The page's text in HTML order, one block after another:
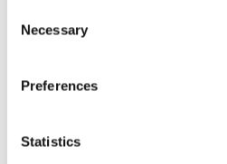
Selection
Necessary
Preferences
Statistics
Dekorativ klotformad
2100K och den har E14-